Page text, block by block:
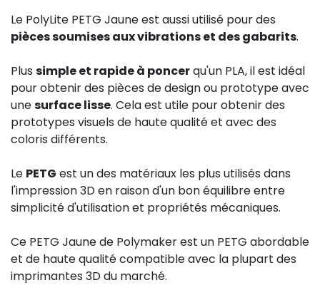
Le PolyLite PETG Jaune est aussi utilisé pour des
pièces soumises aux vibrations et des gabarits.
Plus simple et rapide à poncerqu'un PLA, il est idéal
pour obtenir des pièces de design ou prototype avec
unesurface lisse. Cela est utile pour obtenir des
prototypes visuels de haute qualité et avec des
coloris différents.
Le PETG est un des matériaux les plus utilisés dans
l'impression 3D en raison d'un bon équilibre entre
simplicité d'utilisation et propriétés mécaniques.
Ce PETG Jaune de Polymaker est un PETG abordable
et de haute qualité compatible avec la plupart des
imprimantes 3D du marché.